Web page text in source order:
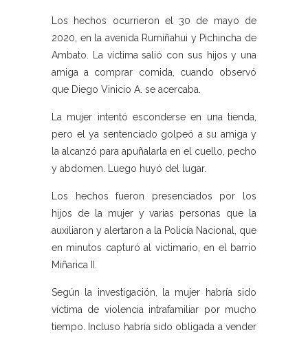
Los hechos ocurrieron el 30 de mayo de
2020, en la avenida Rumiñahui y Pichincha de
Ambato. La víctima salió con sus hijos y una
amiga a comprar comida, cuando observó
que Diego Vinicio A. se acercaba.
La mujer intentó esconderse en una tienda,
pero el ya sentenciado golpeó a su amiga y
la alcanzó para apuñalarla en el cuello, pecho
y abdomen. Luego huyó del lugar.
Los hechos fueron presenciados por los
hijos de la mujer y varias personas que la
auxiliaron y alertaron a la Policía Nacional, que
en minutos capturó al victimario, en el barrio
Miñarica II.
Según la investigación, la mujer habría sido
víctima de violencia intrafamiliar por mucho
tiempo. Incluso habría sido obligada a vender